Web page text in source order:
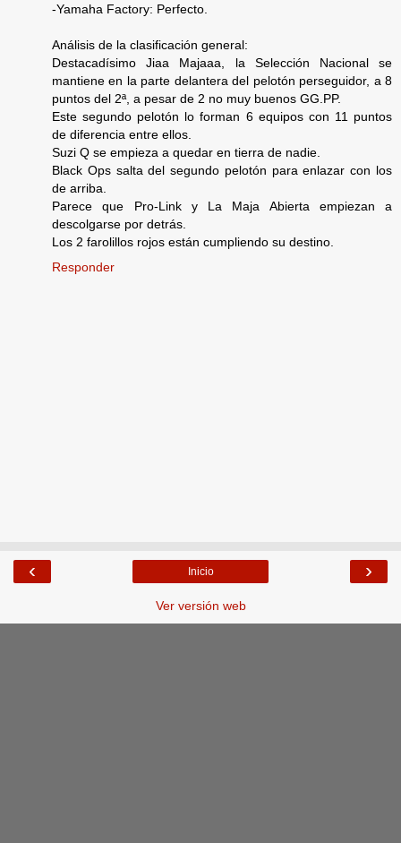
-Yamaha Factory: Perfecto.
Análisis de la clasificación general:
Destacadísimo Jiaa Majaaa, la Selección Nacional se
mantiene en la parte delantera del pelotón perseguidor, a 8
puntos del 2ª, a pesar de 2 no muy buenos GG.PP.
Este segundo pelotón lo forman 6 equipos con 11 puntos
de diferencia entre ellos.
Suzi Q se empieza a quedar en tierra de nadie.
Black Ops salta del segundo pelotón para enlazar con los
de arriba.
Parece que Pro-Link y La Maja Abierta empiezan a
descolgarse por detrás.
Los 2 farolillos rojos están cumpliendo su destino.
Responder
‹ ›
Inicio
Ver versión web